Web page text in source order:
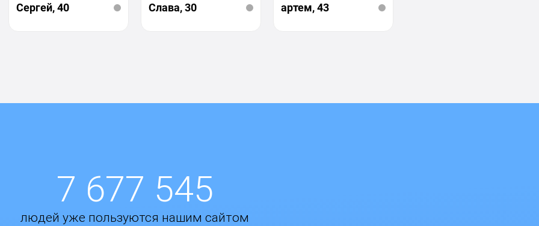
Сергей, 40 Слава, 30 артем, 43
7 677 545
людей уже пользуются нашим сайтом